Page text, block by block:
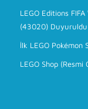
LEGO Editions
(43020) Duyuruldu
İlk LEGO
LEGO Shop (Resmi